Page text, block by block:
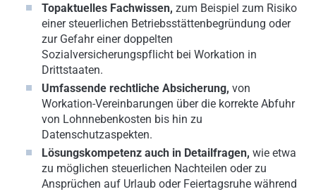
Topaktuelles Fachwissen, zum Beispiel zum Risiko
einer steuerlichen Betriebsstättenbegründung oder
zur Gefahr einer doppelten
Sozialversicherungspflicht bei Workation in
Drittstaaten.
Umfassende rechtliche Absicherung, von
Workation-Vereinbarungen über die korrekte Abfuhr
von Lohnnebenkosten bis hin zu
Datenschutzaspekten.
Lösungskompetenz auch in Detailfragen, wie etwa
zu möglichen steuerlichen Nachteilen oder zu
Ansprüchen auf Urlaub oder Feiertagsruhe während